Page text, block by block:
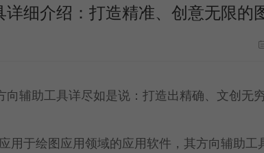
细介绍：打造精准、创意无限的
辅助工具详尽如是说：打造出精确、文创无
于绘图应用领域的应用软件，其方向辅助工